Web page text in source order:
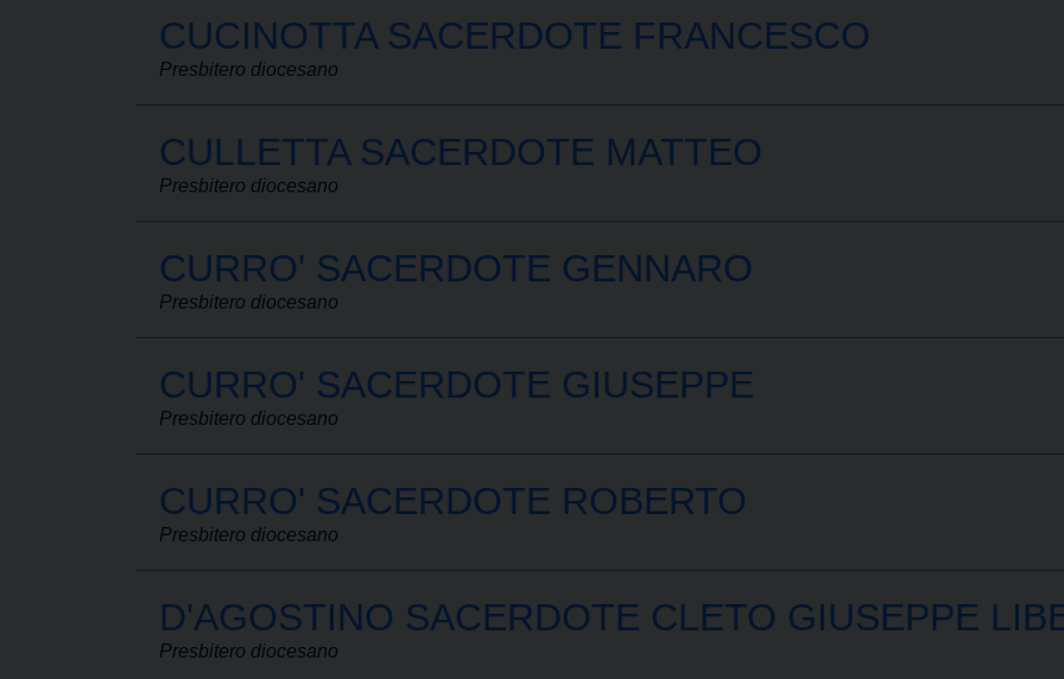
CUCINOTTA SACERDOTE FRANCESCO
Presbitero diocesano
CULLETTA SACERDOTE MATTEO
Presbitero diocesano
CURRO' SACERDOTE GENNARO
Presbitero diocesano
CURRO' SACERDOTE GIUSEPPE
Presbitero diocesano
CURRO' SACERDOTE ROBERTO
Presbitero diocesano
D'AGOSTINO SACERDOTE CLETO GIUSEPPE
Presbitero diocesano